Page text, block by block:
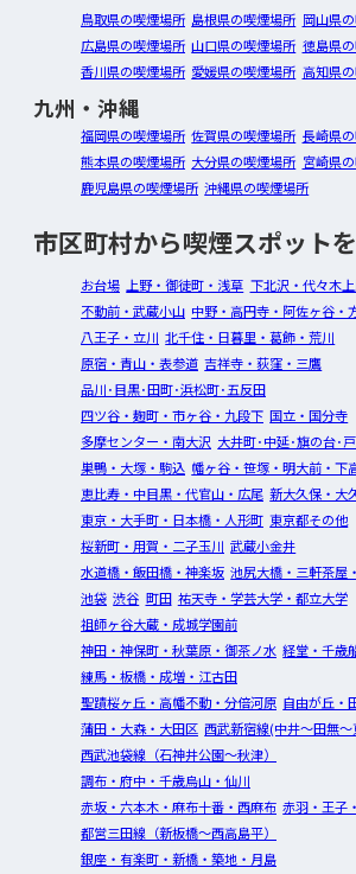
鳥取県の喫煙場所 島根県の喫煙場所 岡山県
広島県の喫煙場所 山口県の喫煙場所 徳島県
香川県の喫煙場所 愛媛県の喫煙場所 高知県
九州・沖縄
福岡県の喫煙場所 佐賀県の喫煙場所 長崎県
熊本県の喫煙場所 大分県の喫煙場所 宮崎県
鹿児島県の喫煙場所 沖縄県の喫煙場所
市区町村から喫煙スポット
お台場 上野・御徒町・浅草 下北沢・代々木
不動前・武蔵小山 中野・高円寺・阿佐ヶ谷・
八王子・立川 北千住・日暮里・葛飾・荒川
原宿・青山・表参道 吉祥寺・荻窪・三鷹
品川･目黒･田町･浜松町･五反田
四ツ谷・麹町・市ヶ谷・九段下 国立・国分寺
多摩センター・南大沢 大井町･中延･旗の台･
巣鴨・大塚・駒込 幡ヶ谷・笹塚・明大前・下
恵比寿・中目黒・代官山・広尾 新大久保・大
東京・大手町・日本橋・人形町 東京都その他
桜新町・用賀・二子玉川 武蔵小金井
水道橋・飯田橋・神楽坂 池尻大橋・三軒茶屋
池袋 渋谷 町田 祐天寺・学芸大学・都立大学
祖師ヶ谷大蔵・成城学園前
神田・神保町・秋葉原・御茶ノ水 経堂・千歳
練馬・板橋・成増・江古田
聖蹟桜ヶ丘・高幡不動・分倍河原 自由が丘・
蒲田・大森・大田区 西武新宿線(中井～田無～
西武池袋線（石神井公園～秋津）
調布・府中・千歳烏山・仙川
赤坂・六本木・麻布十番・西麻布 赤羽・王子
都営三田線（新板橋～西高島平）
銀座・有楽町・新橋・築地・月島